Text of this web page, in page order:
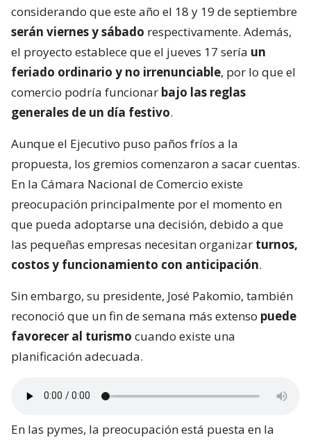
considerando que este año el 18 y 19 de septiembre
serán viernes y sábado respectivamente. Además,
el proyecto establece que el jueves 17 sería un
feriado ordinario y no irrenunciable, por lo que el
comercio podría funcionar bajo las reglas
generales de un día festivo.
Aunque el Ejecutivo puso paños fríos a la
propuesta, los gremios comenzaron a sacar cuentas.
En la Cámara Nacional de Comercio existe
preocupación principalmente por el momento en
que pueda adoptarse una decisión, debido a que
las pequeñas empresas necesitan organizar turnos,
costos y funcionamiento con anticipación.
Sin embargo, su presidente, José Pakomio, también
reconoció que un fin de semana más extenso puede
favorecer al turismo cuando existe una
planificación adecuada.
En las pymes, la preocupación está puesta en la